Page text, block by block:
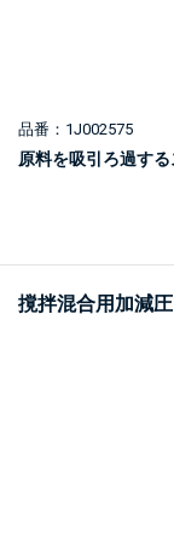
品番：1J002575
原料を吸引ろ過す
撹拌混合用加減